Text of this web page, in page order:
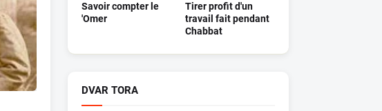
Savoir compter le
'Omer
Tirer profit d'un
travail fait pendant
Chabbat
DVAR TORA